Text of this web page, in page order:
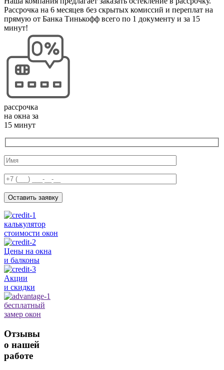
Рассрочка на 6 месяцев без скрытых комиссий и переплат на
прямую от Банка Тинькофф всего по 1 документу и за 15
минут!
рассрочка
на окна за
15 минут
Оставить заявку
калькулятор
стоимости окон
Цены на окна
и балконы
Акции
и скидки
бесплатный
замер окон
Отзывы
о нашей
работе